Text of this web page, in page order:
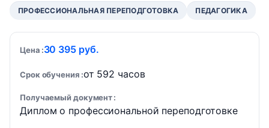
ПРОФЕССИОНАЛЬНАЯ ПЕРЕПОДГОТОВКА ПЕДАГОГИКА
Цена 30 395 руб.
Срок обучения от 592 часов
Получаемый документ
Диплом о профессиональной переподготовке